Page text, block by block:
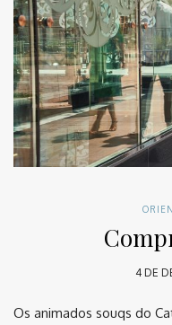
4 DE
Os animados souqs do